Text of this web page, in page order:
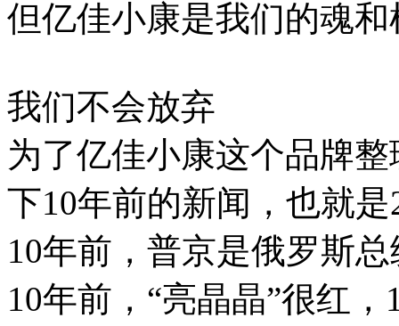
但亿佳小康是我们的魂
我们不会放弃
为了亿佳小康这个品牌
下10年前的新闻，也就是
10年前，普京是俄罗斯
10年前，“亮晶晶”很红